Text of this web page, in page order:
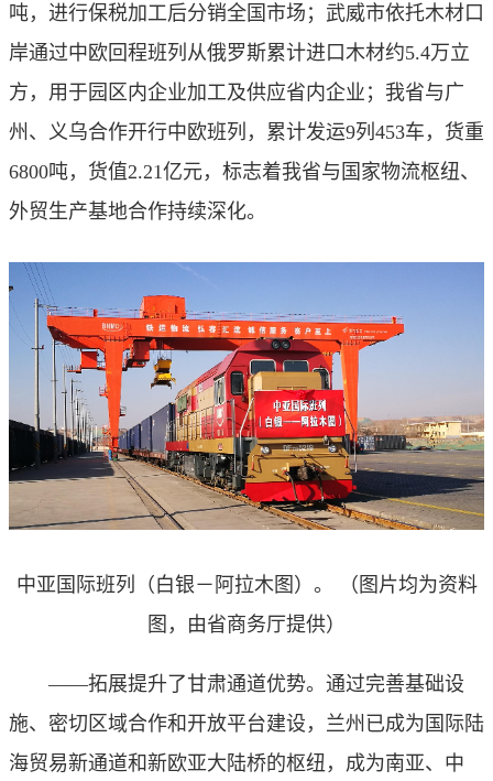
吨，进行保税加工后分销全国市场；武威市依托木材口
岸通过中欧回程班列从俄罗斯累计进口木材约5.4万立
方，用于园区内企业加工及供应省内企业；我省与广
州、义乌合作开行中欧班列，累计发运9列453车，货重
6800吨，货值2.21亿元，标志着我省与国家物流枢纽、
外贸生产基地合作持续深化。
中亚国际班列（白银－阿拉木图）。 （图片均为资料
图，由省商务厅提供）
——拓展提升了甘肃通道优势。通过完善基础设
施、密切区域合作和开放平台建设，兰州已成为国际陆
海贸易新通道和新欧亚大陆桥的枢纽，成为南亚、中